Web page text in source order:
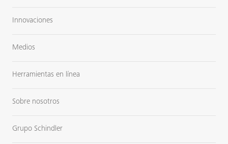
Innovaciones
Medios
Herramientas en línea
Sobre nosotros
Grupo Schindler